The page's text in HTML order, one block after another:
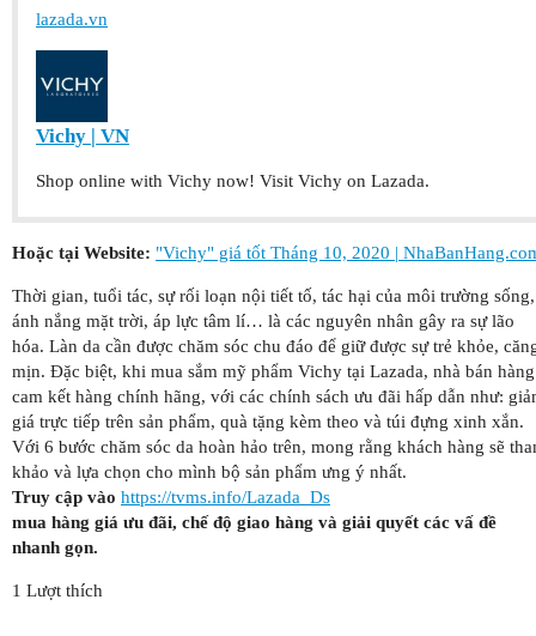
lazada.vn
Vichy | VN
Shop online with Vichy now! Visit Vichy on Lazada.
Hoặc tại Website: "Vichy" giá tốt Tháng 10, 2020 |
Thời gian, tuổi tác, sự rối loạn nội tiết tố, tác hại của môi trường sống,
ánh nắng mặt trời, áp lực tâm lí… là các nguyên nhân gây ra sự lão
hóa. Làn da cần được chăm sóc chu đáo để giữ được sự trẻ khỏe,
mịn. Đặc biệt, khi mua sắm mỹ phẩm Vichy tại Lazada, nhà bán hàng
cam kết hàng chính hãng, với các chính sách ưu đãi hấp dẫn như:
giá trực tiếp trên sản phẩm, quà tặng kèm theo và túi đựng xinh xắn.
Với 6 bước chăm sóc da hoàn hảo trên, mong rằng khách hàng sẽ
khảo và lựa chọn cho mình bộ sản phẩm ưng ý nhất.
Truy cập vào https://tvms.info/Lazada_Ds
mua hàng giá ưu đãi, chế độ giao hàng và giải quyết các vấ đề
nhanh gọn.
1 Lượt thích